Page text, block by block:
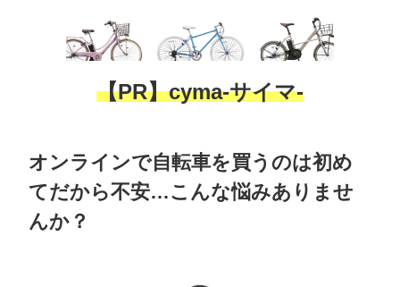
【PR】cyma-サイマ-
オンラインで自転車を買うのは初め
てだから不安…こんな悩みありませ
んか？